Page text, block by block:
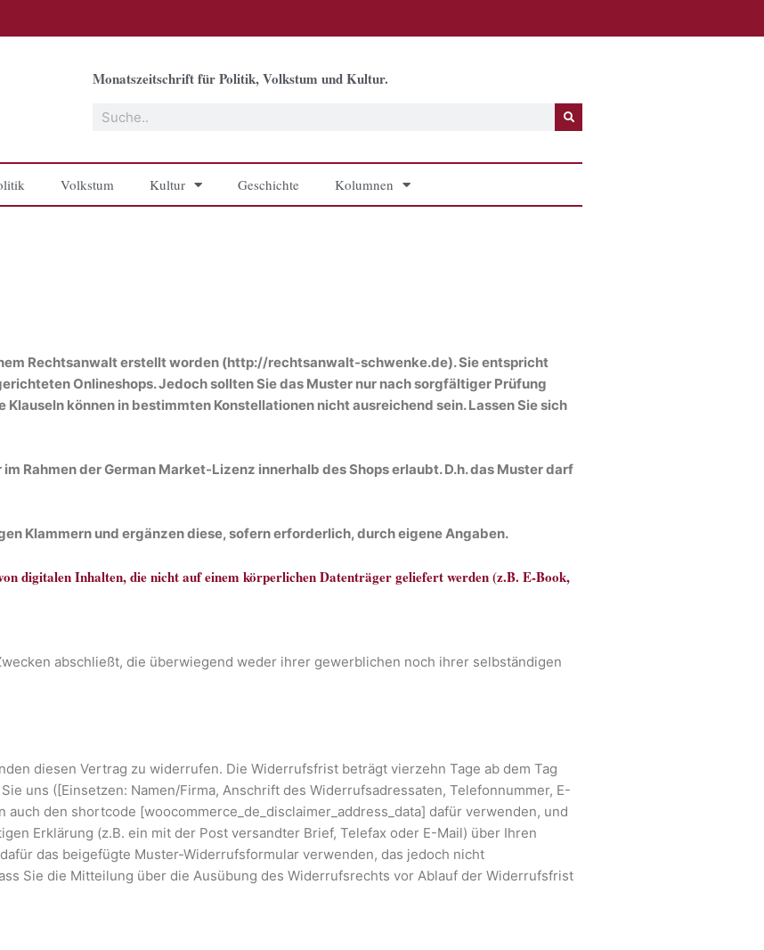
Monatszeitschrift für Politik, Volkstum und Kultur.
Suche
Volkstum Kultur Geschichte Kolumnen
Rechtsanwalt erstellt worden (http://rechtsanwalt-schwenke.de). Sie entspricht
Onlineshops. Jedoch sollten Sie das Muster nur nach sorgfältiger Prüfung
können in bestimmten Konstellationen nicht ausreichend sein. Lassen Sie sich
Rahmen der German Market-Lizenz innerhalb des Shops erlaubt. D.h. das Muster darf
Klammern und ergänzen diese, sofern erforderlich, durch eigene Angaben.
digitalen Inhalten, die nicht auf einem körperlichen Datenträger geliefert werden (z.B. E-Book,
abschließt, die überwiegend weder ihrer gewerblichen noch ihrer selbständigen
diesen Vertrag zu widerrufen. Die Widerrufsfrist beträgt vierzehn Tage ab dem Tag
uns ([Einsetzen: Namen/Firma, Anschrift des Widerrufsadressaten, Telefonnummer, E-
den shortcode [woocommerce_de_disclaimer_address_data] dafür verwenden, und
Erklärung (z.B. ein mit der Post versandter Brief, Telefax oder E-Mail) über Ihren
das beigefügte Muster-Widerrufsformular verwenden, das jedoch nicht
Sie die Mitteilung über die Ausübung des Widerrufsrechts vor Ablauf der Widerrufsfrist